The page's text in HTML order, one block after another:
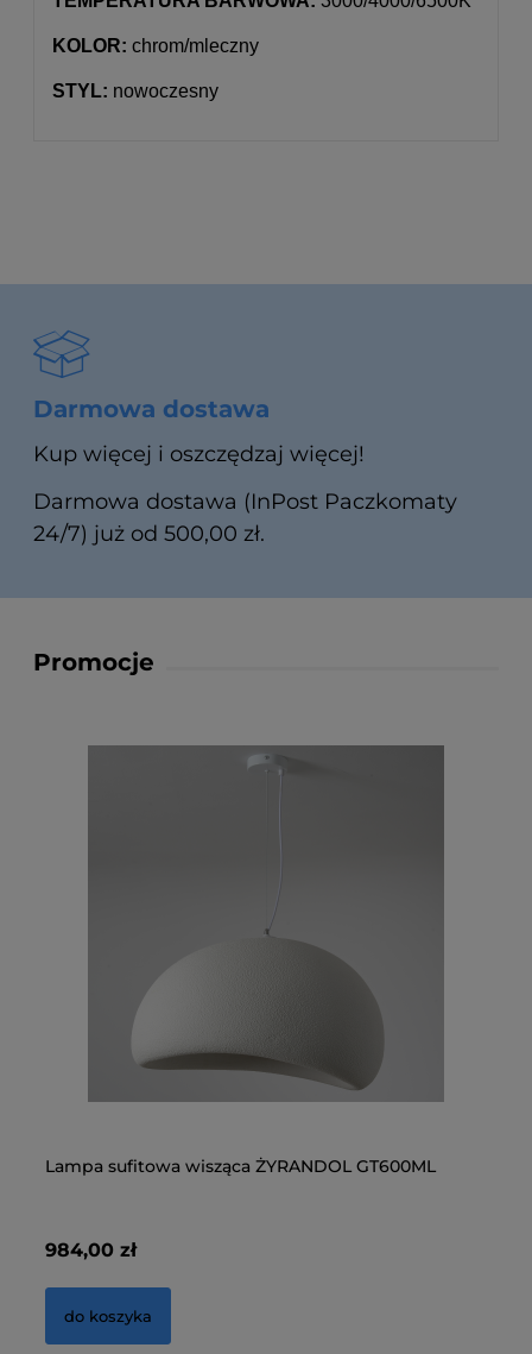
KOLOR: chrom/mleczny
STYL: nowoczesny
Darmowa dostawa
Kup więcej i oszczędzaj więcej!
Darmowa dostawa (InPost Paczkomaty
24/7) już od 500,00 zł.
Promocje
Lampa sufitowa wisząca ŻYRANDOL GT600ML
984,00 zł
do koszyka